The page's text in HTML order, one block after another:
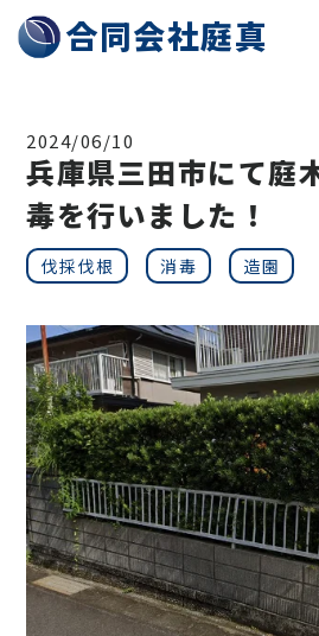
神戸・北摂エリアの伐採・剪定な
合同会社庭真
2024/06/10
兵庫県三田市にて庭
毒を行いました！
伐採伐根 消毒 造園